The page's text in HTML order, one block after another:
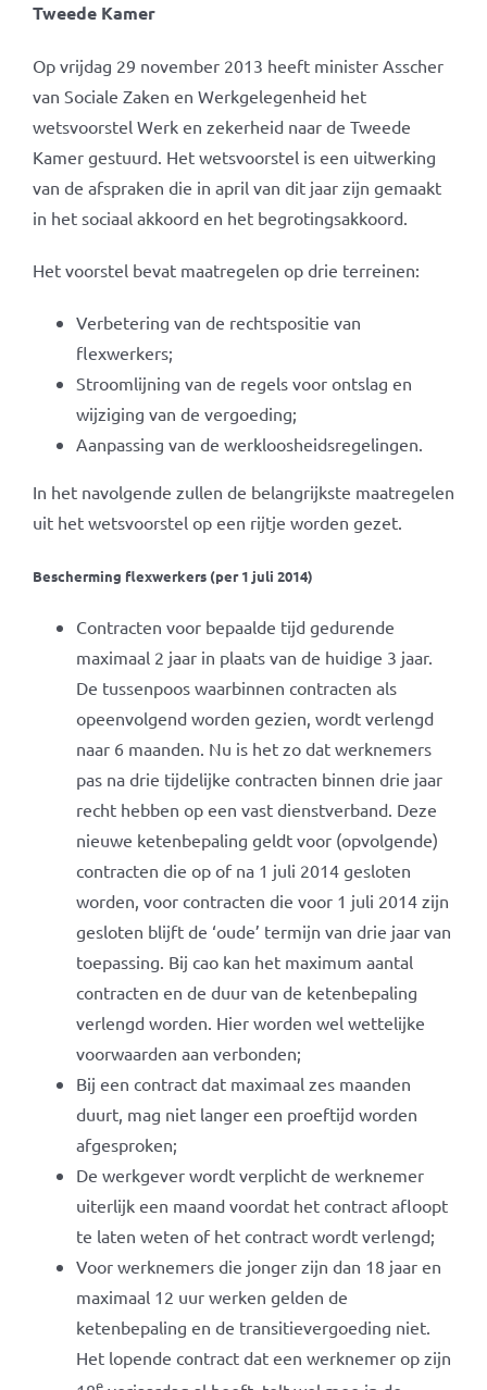
Tweede Kamer
Op vrijdag 29 november 2013 heeft minister Asscher
van Sociale Zaken en Werkgelegenheid het
wetsvoorstel Werk en zekerheid naar de Tweede
Kamer gestuurd. Het wetsvoorstel is een uitwerking
van de afspraken die in april van dit jaar zijn gemaakt
in het sociaal akkoord en het begrotingsakkoord.
Het voorstel bevat maatregelen op drie terreinen:
Verbetering van de rechtspositie van
flexwerkers;
Stroomlijning van de regels voor ontslag en
wijziging van de vergoeding;
Aanpassing van de werkloosheidsregelingen.
In het navolgende zullen de belangrijkste maatregelen
uit het wetsvoorstel op een rijtje worden gezet.
Bescherming flexwerkers (per 1 juli 2014)
Contracten voor bepaalde tijd gedurende
maximaal 2 jaar in plaats van de huidige 3 jaar.
De tussenpoos waarbinnen contracten als
opeenvolgend worden gezien, wordt verlengd
naar 6 maanden. Nu is het zo dat werknemers
pas na drie tijdelijke contracten binnen drie jaar
recht hebben op een vast dienstverband. Deze
nieuwe ketenbepaling geldt voor (opvolgende)
contracten die op of na 1 juli 2014 gesloten
worden, voor contracten die voor 1 juli 2014 zijn
gesloten blijft de ‘oude’ termijn van drie jaar van
toepassing. Bij cao kan het maximum aantal
contracten en de duur van de ketenbepaling
verlengd worden. Hier worden wel wettelijke
voorwaarden aan verbonden;
Bij een contract dat maximaal zes maanden
duurt, mag niet langer een proeftijd worden
afgesproken;
De werkgever wordt verplicht de werknemer
uiterlijk een maand voordat het contract afloopt
te laten weten of het contract wordt verlengd;
Voor werknemers die jonger zijn dan 18 jaar en
maximaal 12 uur werken gelden de
ketenbepaling en de transitievergoeding niet.
Het lopende contract dat een werknemer op zijn
e